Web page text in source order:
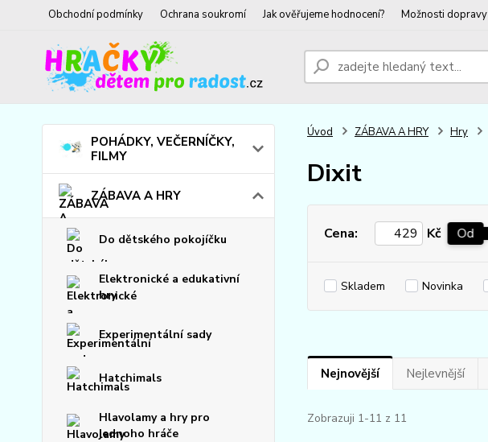
Obchodní podmínky Ochrana soukromí Jak ověřujeme hodnocení? Možnosti dopravy
POHÁDKY, VEČERNÍČKY,
FILMY
ZÁBAVA A HRY
Do dětského pokojíčku
Elektronické a edukativní
hry
Experimentální sady
Hatchimals
Hlavolamy a hry pro
jednoho hráče
Úvod ZÁBAVA A HRY Hry
Dixit
Cena: Kč Od
Skladem Novinka
Nejnovější Nejlevnější
Zobrazuji 1-11 z 11